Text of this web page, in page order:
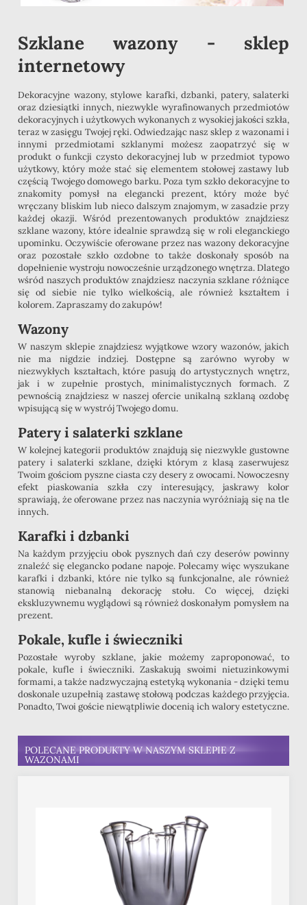
Szklane wazony - sklep
internetowy
Dekoracyjne wazony, stylowe karafki, dzbanki, patery, salaterki
oraz dziesiątki innych, niezwykle wyrafinowanych przedmiotów
dekoracyjnych i użytkowych wykonanych z wysokiej jakości szkła,
teraz w zasięgu Twojej ręki. Odwiedzając nasz sklep z wazonami i
innymi przedmiotami szklanymi możesz zaopatrzyć się w
produkt o funkcji czysto dekoracyjnej lub w przedmiot typowo
użytkowy, który może stać się elementem stołowej zastawy lub
częścią Twojego domowego barku. Poza tym szkło dekoracyjne to
znakomity pomysł na elegancki prezent, który może być
wręczany bliskim lub nieco dalszym znajomym, w zasadzie przy
każdej okazji. Wśród prezentowanych produktów znajdziesz
szklane wazony, które idealnie sprawdzą się w roli eleganckiego
upominku. Oczywiście oferowane przez nas wazony dekoracyjne
oraz pozostałe szkło ozdobne to także doskonały sposób na
dopełnienie wystroju nowocześnie urządzonego wnętrza. Dlatego
wśród naszych produktów znajdziesz naczynia szklane różniące
się od siebie nie tylko wielkością, ale również kształtem i
kolorem. Zapraszamy do zakupów!
Wazony
W naszym sklepie znajdziesz wyjątkowe wzory wazonów, jakich
nie ma nigdzie indziej. Dostępne są zarówno wyroby w
niezwykłych kształtach, które pasują do artystycznych wnętrz,
jak i w zupełnie prostych, minimalistycznych formach. Z
pewnością znajdziesz w naszej ofercie unikalną szklaną ozdobę
wpisującą się w wystrój Twojego domu.
Patery i salaterki szklane
W kolejnej kategorii produktów znajdują się niezwykle gustowne
patery i salaterki szklane, dzięki którym z klasą zaserwujesz
Twoim gościom pyszne ciasta czy desery z owocami. Nowoczesny
efekt piaskowania szkła czy interesujący, jaskrawy kolor
sprawiają, że oferowane przez nas naczynia wyróżniają się na tle
innych.
Karafki i dzbanki
Na każdym przyjęciu obok pysznych dań czy deserów powinny
znaleźć się elegancko podane napoje. Polecamy więc wyszukane
karafki i dzbanki, które nie tylko są funkcjonalne, ale również
stanowią niebanalną dekorację stołu. Co więcej, dzięki
ekskluzywnemu wyglądowi są również doskonałym pomysłem na
prezent.
Pokale, kufle i świeczniki
Pozostałe wyroby szklane, jakie możemy zaproponować, to
pokale, kufle i świeczniki. Zaskakują swoimi nietuzinkowymi
formami, a także nadzwyczajną estetyką wykonania - dzięki temu
doskonale uzupełnią zastawę stołową podczas każdego przyjęcia.
Ponadto, Twoi goście niewątpliwie docenią ich walory estetyczne.
POLECANE PRODUKTY W NASZYM SKLEPIE Z
WAZONAMI